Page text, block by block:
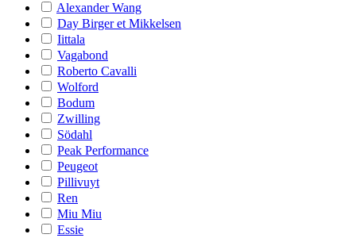
Alexander Wang
Day Birger et Mikkelsen
Iittala
Vagabond
Roberto Cavalli
Wolford
Bodum
Zwilling
Södahl
Peak Performance
Peugeot
Pillivuyt
Ren
Miu Miu
Essie